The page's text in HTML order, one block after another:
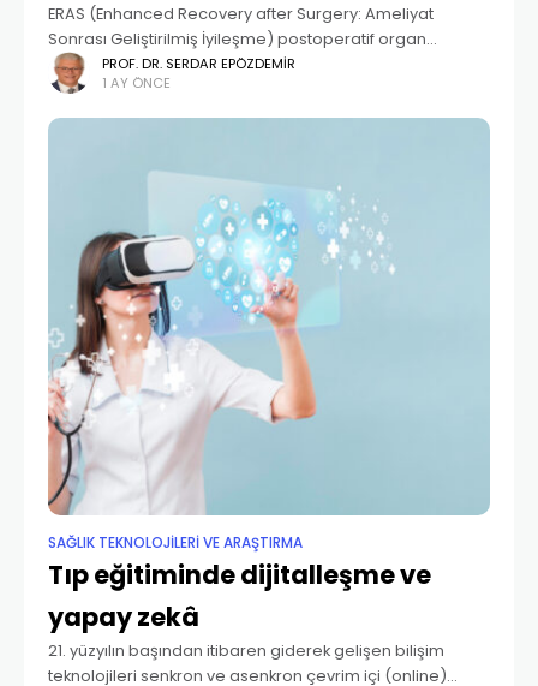
ERAS (Enhanced Recovery after Surgery: Ameliyat
Sonrası Geliştirilmiş İyileşme) postoperatif organ
disfonksiyonunu minimalize etmek ve hastayı mümkün
olduğu kadar erken normale döndürmek amacıyla
oluşturulmuş multidisipliner, multimodal bir programdır.
PROF. DR. SERDAR EPÖZDEMIR
1 AY ÖNCE
SAĞLIK TEKNOLOJİLERİ VE ARAŞTIRMA
Tıp eğitiminde dijitalleşme ve
yapay zekâ
21. yüzyılın başından itibaren giderek gelişen bilişim
teknolojileri senkron ve asenkron çevrim içi (online)